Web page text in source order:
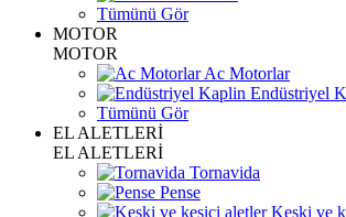
Tümünü Gör
MOTOR
MOTOR
Ac Motorlar
Endüstriyel
Tümünü Gör
EL ALETLERİ
EL ALETLERİ
Tornavida
Pense
Keski ve